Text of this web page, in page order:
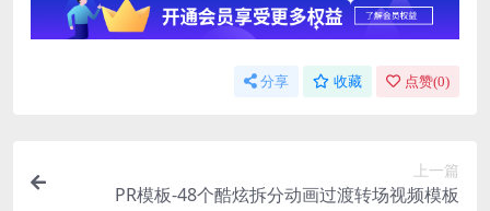
分享 收藏 点赞(0)
上一篇
PR模板-48个酷炫拆分动画过渡转场视频模板